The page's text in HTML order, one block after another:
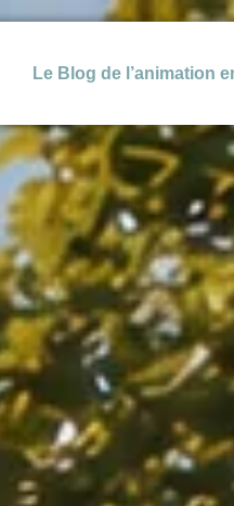
Le Blog de l’animation